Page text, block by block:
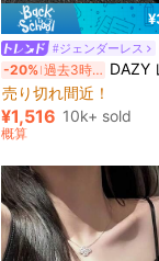
#ジェンダーレス
-20% 過去3時間 DAZY レディース ルーズ プリーツ
#1 ベストセラー
売り切れ間近！
#1 ベストセラー
売り切れ間近！
#1 ベストセラー
売り切れ間近！
#1 ベストセラー
売り切れ間近！
¥1,516 10k+ sold
概算